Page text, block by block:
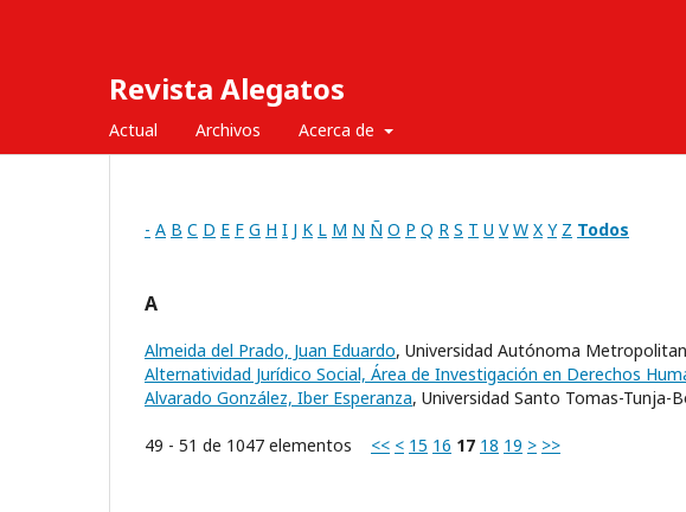
Revista Alegatos
Actual Archivos Acerca de
- A B C D E F G H I J K L M N Ñ O P Q R S T U V W X Y Z Todos
A
Almeida del Prado, Juan Eduardo, Universidad Autónoma
Alternatividad Jurídico Social, Área de Investigación en Derechos
Alvarado González, Iber Esperanza, Universidad Santo Tomas-Tunja-
49 - 51 de 1047 elementos << < 15 16 17 18 19 > >>